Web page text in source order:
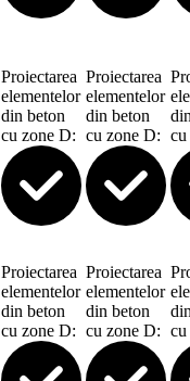
Proiectarea
elementelor
din beton
cu zone D:
Proiectarea
elementelor
din beton
cu zone D:
Proiectarea
elementelor
din beton
cu zone D:
Proiectarea
elementelor
din beton
cu zone D: